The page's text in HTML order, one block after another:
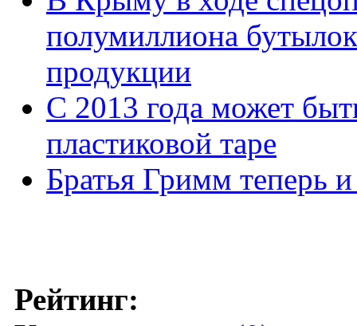
полумиллиона
продукции
С 2013 года может
пластиковой таре
Братья Гримм теперь
Рейтинг: